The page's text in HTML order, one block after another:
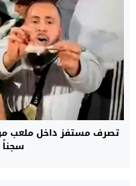
تصرف مستفز داخل ملعب
سجناً